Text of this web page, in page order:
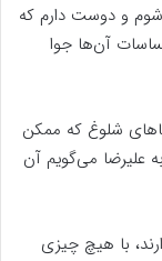
و دوست دارم که
آن‌ها جوا
شلوغ که ممکن
علیرضا می‌گویم آن
با هیچ چیزی